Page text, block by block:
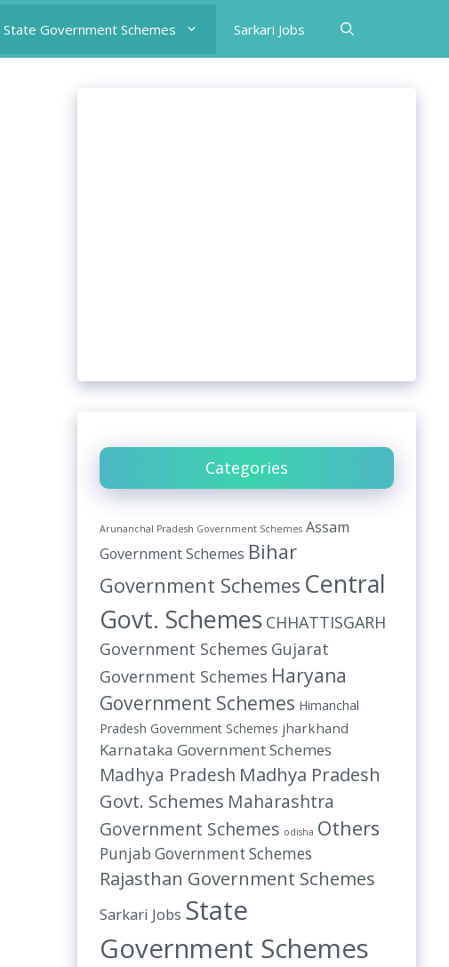
State Government Schemes Sarkari Jobs
Categories
Arunanchal Pradesh Government Schemes Assam
Government Schemes Bihar
Government Schemes Central
Govt. Schemes CHHATTISGARH
Government Schemes Gujarat
Government Schemes Haryana
Government Schemes Himanchal
Pradesh Government Schemes jharkhand
Karnataka Government Schemes
Madhya Pradesh Madhya Pradesh
Govt. Schemes Maharashtra
Government Schemes odisha Others
Punjab Government Schemes
Rajasthan Government Schemes
Sarkari Jobs State
Government Schemes